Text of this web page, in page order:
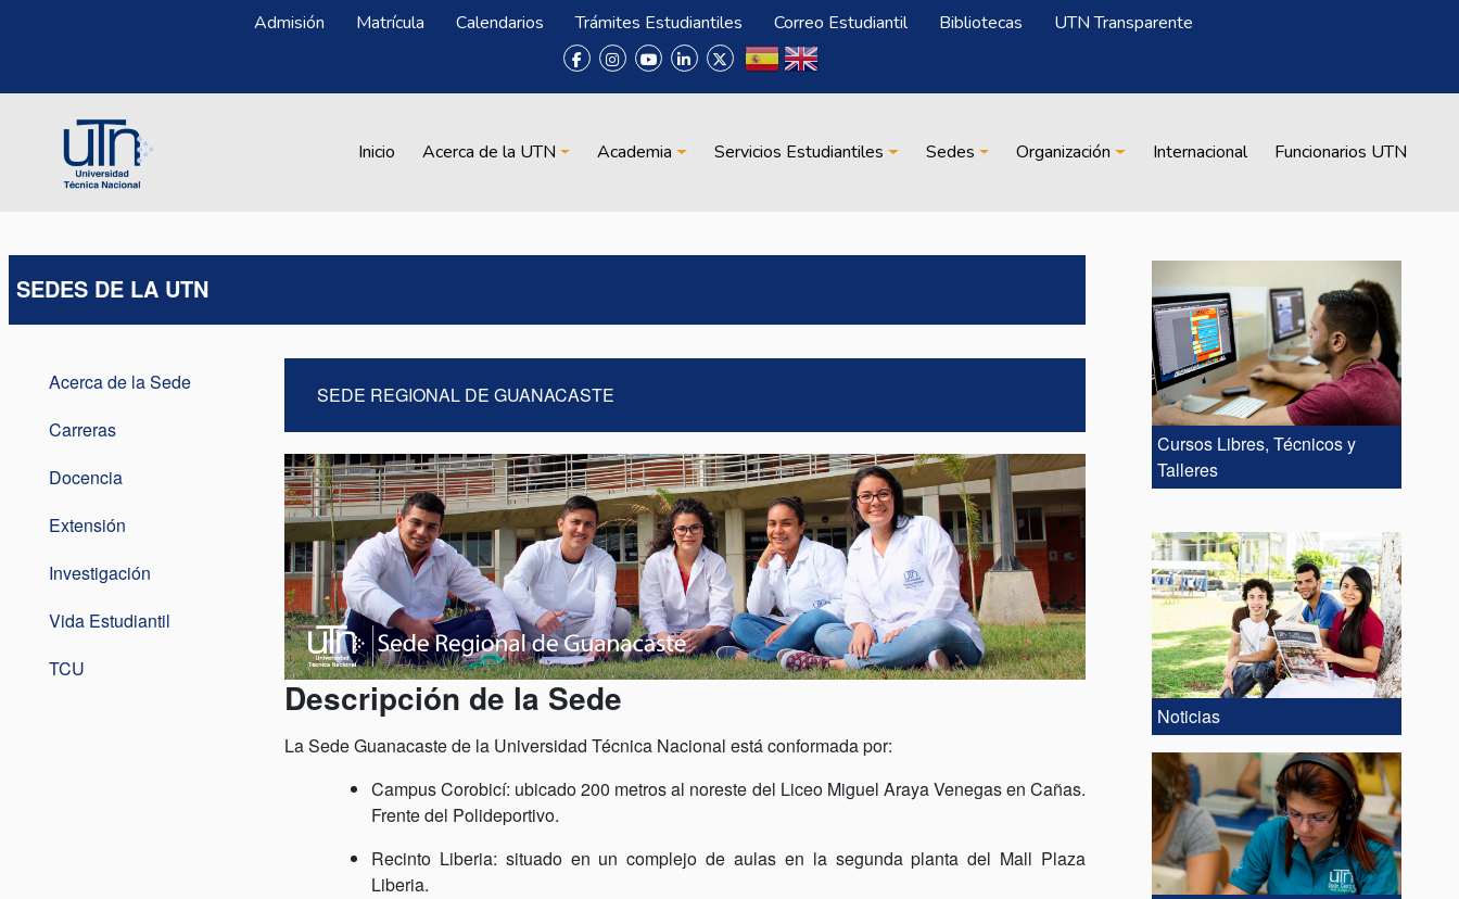
Menú Superior
Admisión Matrícula Calendarios Trámites Estudiantiles Correo Estudiantil Bibliotecas UTN Transparente
Main navigation
Inicio Acerca de la UTN Academia Servicios Estudiantiles Sedes Organización Internacional Funcionarios UTN
SEDES DE LA UTN
Acerca de la Sede
Carreras
Docencia
Extensión
Investigación
Vida Estudiantil
TCU
SEDE REGIONAL DE GUANACASTE
Descripción de la Sede
La Sede Guanacaste de la Universidad Técnica Nacional está conformada por:
Campus Corobicí: ubicado 200 metros al noreste del Liceo Miguel Araya Venegas en Cañas.
Frente del Polideportivo.
Recinto Liberia: situado en un complejo de aulas en la segunda planta del Mall Plaza
Liberia.
Cursos Libres, Técnicos y
Talleres
Noticias